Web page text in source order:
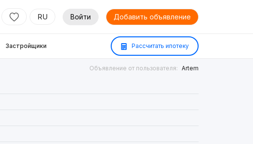
RU Войти Добавить объявление
Застройщики Рассчитать ипотеку
Объявление от пользователя: Artem